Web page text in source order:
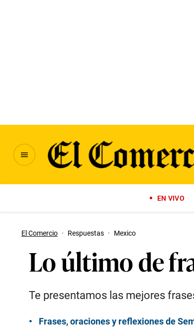
EN VIVO
El Comercio · Respuestas · Mexico
Lo último de
Te presentamos las mejores
Frases, oraciones y reflexiones de